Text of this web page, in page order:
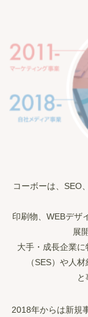
コーボーは、SEO
印刷物、WEBデザ
展
大手・成長企業
（SES）や人
と
2018年からは新規